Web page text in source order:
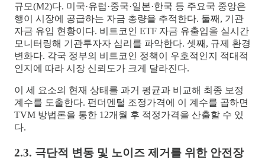
규모(M2)다. 미국·유럽·중국·일본·한국 등 주요국 중앙은
행이 시장에 공급하는 자금 총량을 추적한다. 둘째, 기관
자금 유입 현황이다. 비트코인 ETF 자금 유출입을 실시간
모니터링해 기관투자자 심리를 파악한다. 셋째, 규제 환경
변화다. 각국 정부의 비트코인 정책이 우호적인지 적대적
인지에 따라 시장 신뢰도가 크게 달라진다.
이 세 요소의 현재 상태를 과거 평균과 비교해 최종 보정
계수를 도출한다. 펀더멘털 조정가격에 이 계수를 곱하면
TVM 방법론을 통한 12개월 후 적정가격을 산출할 수 있
다.
2.3. 극단적 변동 및 노이즈 제거를 위한 안전장